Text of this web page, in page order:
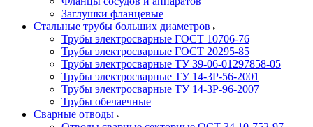
Заглушки фланцевые
Стальные трубы больших диаметров
Трубы электросварные ГОСТ 10706-76
Трубы электросварные ГОСТ 20295-85
Трубы электросварные ТУ 39-06-01297858-05
Трубы электросварные ТУ 14-3Р-56-2001
Трубы электросварные ТУ 14-3Р-96-2007
Трубы обечаечные
Сварные отводы